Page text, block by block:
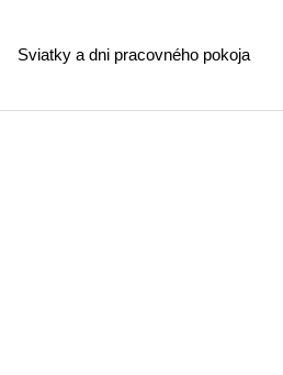
Sviatky a dni pracovného pokoja